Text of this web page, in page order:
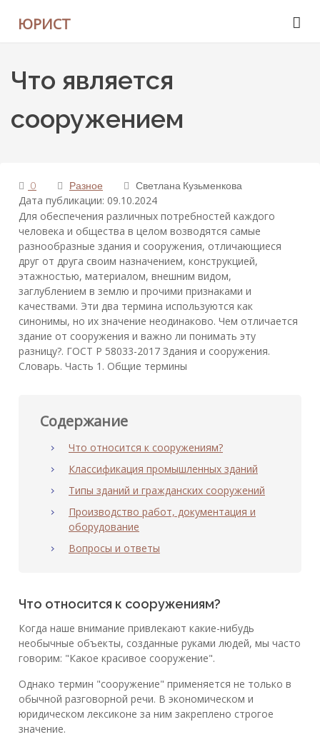
ЮРИСТ
Что является
сооружением
0 Разное Светлана Кузьменкова
Дата публикации: 09.10.2024
Для обеспечения различных потребностей каждого
человека и общества в целом возводятся самые
разнообразные здания и сооружения, отличающиеся
друг от друга своим назначением, конструкцией,
этажностью, материалом, внешним видом,
заглублением в землю и прочими признаками и
качествами. Эти два термина используются как
синонимы, но их значение неодинаково. Чем отличается
здание от сооружения и важно ли понимать эту
разницу?. ГОСТ Р 58033-2017 Здания и сооружения.
Словарь. Часть 1. Общие термины
Содержание
Что относится к сооружениям?
Классификация промышленных зданий
Типы зданий и гражданских сооружений
Производство работ, документация и
оборудование
Вопросы и ответы
Что относится к сооружениям?
Когда наше внимание привлекают какие-нибудь
необычные объекты, созданные руками людей, мы часто
говорим: "Какое красивое сооружение".
Однако термин "сооружение" применяется не только в
обычной разговорной речи. В экономическом и
юридическом лексиконе за ним закреплено строгое
значение.